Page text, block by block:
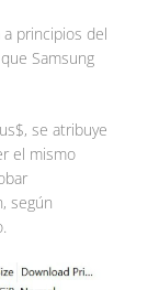
principios del
Samsung
se atribuye
el mismo
según